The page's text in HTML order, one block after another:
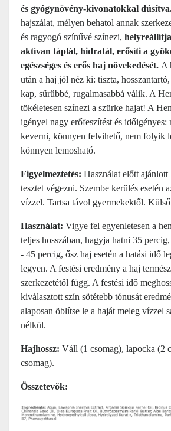
és gyógynövény-kivonatokkal
hajszálat, mélyen behatol annak
és ragyogó színűvé színezi,
aktívan táplál, hidratál, erősíti a
egészséges és erős haj növekedését. A
után a haj jól néz ki: tiszta,
kap, sűrűbbé, rugalmasabbá válik. A
tökéletesen színezi a szürke hajat! A
igényel nagy erőfeszítést és időigényes:
keverni, könnyen felvihető, nem folyik
könnyen lemosható.
Figyelmeztetés: Használat előtt ajánlott
tesztet végezni. Szembe kerülés esetén
vízzel. Tartsa távol gyermekektől. Külső
Használat: Vigye fel egyenletesen a
teljes hosszában, hagyja hatni 35
- 45 percig, ősz haj esetén a hatási idő
legyen. A festési eredmény a haj
szerkezetétől függ. A festési idő
kiválasztott szín sötétebb tónusát
alaposan öblítse le a haját meleg vízzel
nélkül.
Hajhossz: Váll (1 csomag), lapocka (2
csomag).
Összetevők: